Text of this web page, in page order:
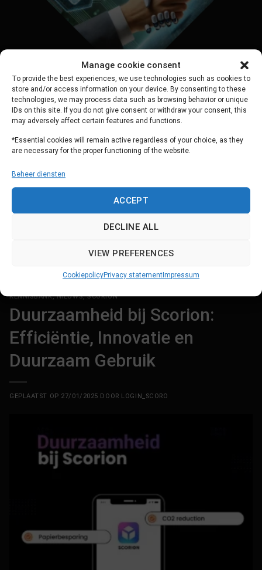
Manage cookie consent
To provide the best experiences, we use technologies such as cookies to
store and/or access information on your device. By consenting to these
technologies, we may process data such as browsing behavior or unique
IDs on this site. If you do not give consent or withdraw your consent, this
may adversely affect certain features and functions.
*Essential cookies will remain active regardless of your choice, as they
are necessary for the proper functioning of the website.
Beheer diensten
ACCEPT
DECLINE ALL
VIEW PREFERENCES
CookiepolicyPrivacy statement Impressum
Scorion en Ai, kan dat veilig? Wij bij Scorion denken van
wel. En veiligheid zit niet alleen of de data goed is
opgerborgen, maar vooral ook in de modellen, de
betrouwbaarheid en het eigenaarschap daarvan. Daar gaat
Educational Technology,Higher Education
KENNISBANK,NIEUWS,SCORION
Duurzaamheid bij Scorion:
Efficiëntie, Innovatie en
Duurzaam Gebruik
GEPLAATST OP 27/01/2025 DOOR LOGIN_SCORO